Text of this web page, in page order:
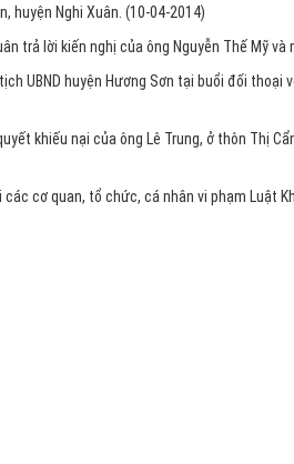
huyện Nghi Xuân. (10-04-2014)
trả lời kiến nghị của ông Nguyễn Thế Mỹ
UBND huyện Hương Sơn tại buổi đối thoại
khiếu nại của ông Lê Trung, ở thôn Thị
cơ quan, tổ chức, cá nhân vi phạm Luật